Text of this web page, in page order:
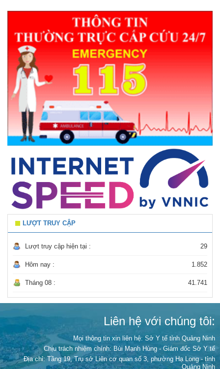
LƯỢT TRUY CẬP
Lượt truy cập hiện tại : 29
Hôm nay : 1.852
Tháng 08 : 41.741
Liên hệ với chúng tôi:
Mọi thông tin xin liên hệ: Sở Y tế tỉnh Quảng Ninh
Chịu trách nhiệm chính: Bùi Mạnh Hùng - Giám đốc Sở Y tế
Địa chỉ: Tầng 19, Trụ sở Liên cơ quan số 3, phường Hạ Long - tỉnh
Quảng Ninh